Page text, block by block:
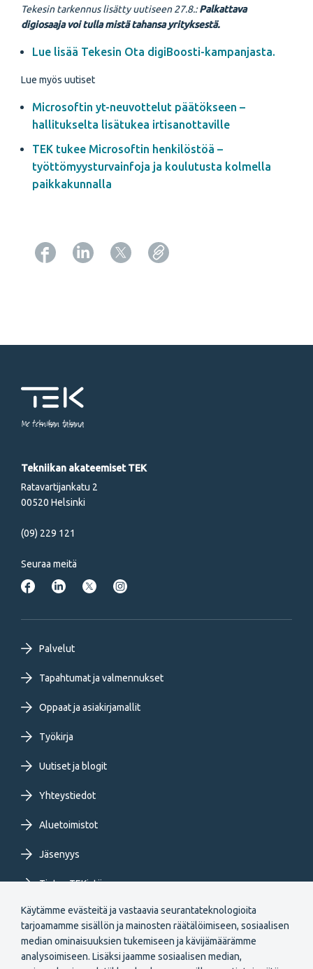
Käytämme evästeitä ja vastaavia seurantateknologioita
tarjoamamme sisällön ja mainosten räätälöimiseen, sosiaalisen
median ominaisuuksien tukemiseen ja kävijämäärämme
analysoimiseen. Lisäksi jaamme sosiaalisen median,
Tekesin tarkennus lisätty uutiseen 27.8.: Palkattava
digiosaaja voi tulla mistä tahansa yrityksestä.
Lue lisää Tekesin Ota digiBoosti-kampanjasta.
Lue myös uutiset
Microsoftin yt-neuvottelut päätökseen –
hallitukselta lisätukea irtisanottaville
TEK tukee Microsoftin henkilöstöä –
työttömyysturvainfoja ja koulutusta kolmella
paikkakunnalla
Me tekniikan takana
Tekniikan akateemiset TEK
Ratavartijankatu 2
00520 Helsinki
(09) 229 121
Seuraa meitä
Footer
primary
menu
FI
Palvelut
Tapahtumat ja valmennukset
Oppaat ja asiakirjamallit
Työkirja
Uutiset ja blogit
Yhteystiedot
Aluetoimistot
Jäsenyys
Tietoa TEKistä
Extranet